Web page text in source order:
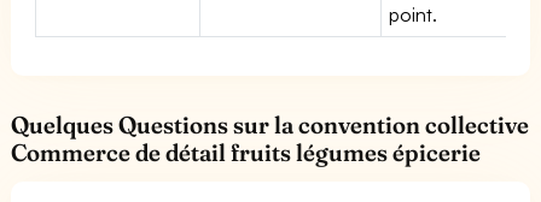
point.
Quelques Questions sur la convention collective
Commerce de détail fruits légumes épicerie